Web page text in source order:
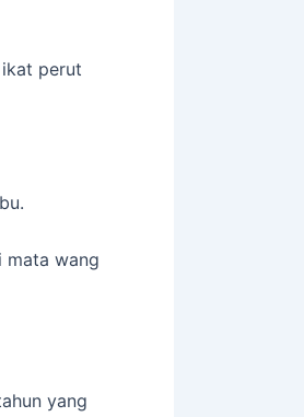
perut
mata wang
yang